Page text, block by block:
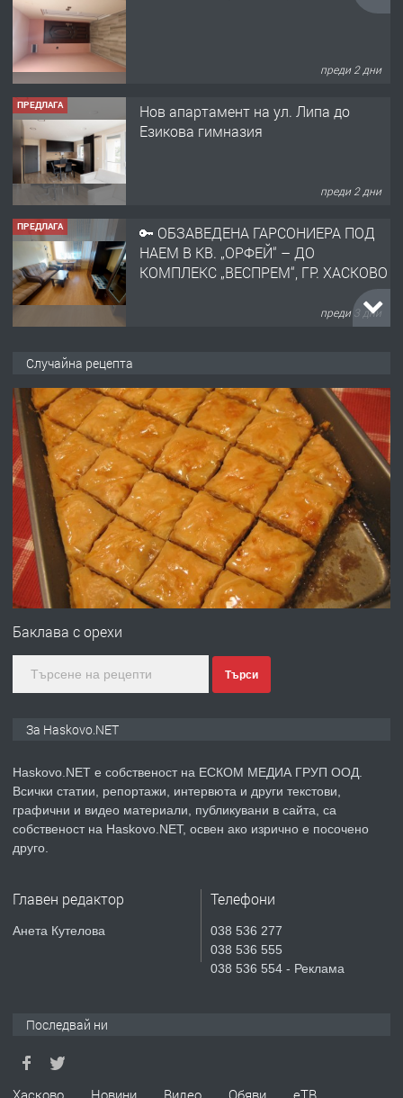
преди 2 дни
ПРЕДЛАГА
Нов апартамент на ул. Липа до
Езикова гимназия
преди 2 дни
ПРЕДЛАГА
🔑 ОБЗАВЕДЕНА ГАРСОНИЕРА ПОД
НАЕМ В КВ. „ОРФЕЙ“ – ДО
КОМПЛЕКС „ВЕСПРЕМ“, ГР. ХАСКОВО
преди 3 дни
АПАРТАМЕНТ В ЦЕНТЪРА НА ГР.
ХАСКОВО
преди 4 дни
ПРЕДЛАГА Давам гараж под наем
преди 4 дни
ПРЕДЛАГА
№4120 Магазин/Офис под наем в кв.
преди 5 дни
ПРЕДЛАГА
Продавам парцел в гр. Хасково кв.
СГЛОБЯВАНЕ НА МЕБЕЛИ.
Случайна рецепта
Баклава с орехи
Търси
За Haskovo.NET
Haskovo.NET е собственост на ЕСКОМ МЕДИА ГРУП ООД.
Всички статии, репортажи, интервюта и други текстови,
графични и видео материали, публикувани в сайта, са
собственост на Haskovo.NET, освен ако изрично е посочено
друго.
Главен редактор
Анета Кутелова
Телефони
038 536 277
038 536 555
038 536 554 - Реклама
Последвай ни
Хасково Новини Видео Обяви еТВ